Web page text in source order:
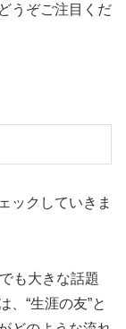
うぞご注目くだ
ックしていきま
も大きな話題
、“生涯の友”と